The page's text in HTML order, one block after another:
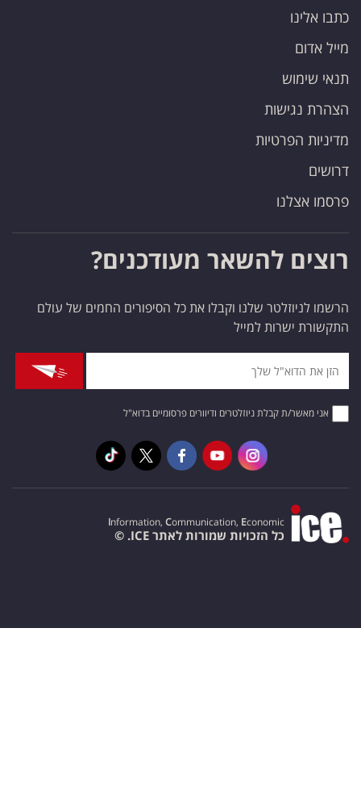
כתבו אלינו
מייל אדום
תנאי שימוש
הצהרת נגישות
מדיניות הפרטיות
דרושים
פרסמו אצלנו
רוצים להשאר מעודכנים?
הרשמו לניוזלטר שלנו וקבלו את כל הסיפורים החמים של עולם
התקשורת ישרות למייל
אני מאשר/ת קבלת ניוזלטרים ודיוורים פרסומיים בדוא"ל
Information, Communication, Economic
כל הזכויות שמורות לאתר ICE. ©